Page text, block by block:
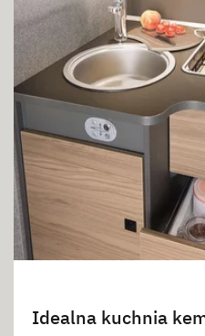
Idealna kuchnia